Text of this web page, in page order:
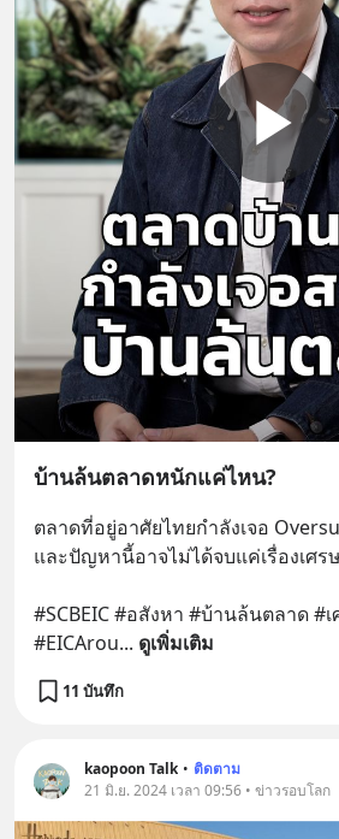
บ้านล้นตลาดหนักแค่ไหน?
ตลาดที่อยู่อาศัยไทยกำลังเจอ
และปัญหานี้อาจไม่ได้จบแค่เรื่องเศร
#SCBEIC #อสังหา #บ้านล้นตลาด #
#EICArou... ดูเพิ่มเติม
11 บันทึก
kaopoon Talk • ติดตาม
21 มิ.ย. 2024 เวลา 09:56 • ข่าวรอบโลก